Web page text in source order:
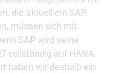
die aktuell ein SAP-
müssen sich mit
SAP wird seine
vollständig auf HANA
haben wir deshalb ein